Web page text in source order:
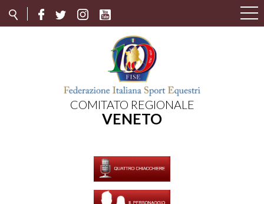
COMITATO REGIONALE
VENETO